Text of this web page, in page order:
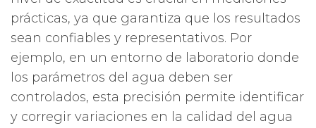
prácticas, ya que garantiza que los resultados
sean confiables y representativos. Por
ejemplo, en un entorno de laboratorio donde
los parámetros del agua deben ser
controlados, esta precisión permite identificar
y corregir variaciones en la calidad del agua